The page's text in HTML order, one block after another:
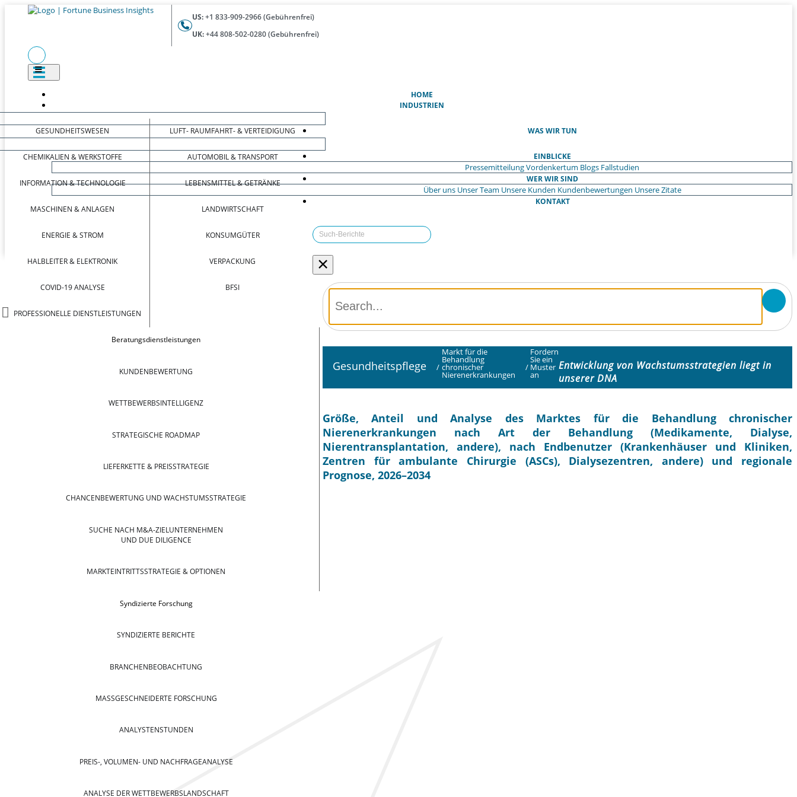
US:+1 833-909-2966 (Gebührenfrei)
UK:+44 808-502-0280 (Gebührenfrei)
HOME
INDUSTRIEN
GESUNDHEITSWESEN
CHEMIKALIEN & WERKSTOFFE
INFORMATION & TECHNOLOGIE
MASCHINEN & ANLAGEN
ENERGIE & STROM
HALBLEITER & ELEKTRONIK
COVID-19 ANALYSE
PROFESSIONELLE DIENSTLEISTUNGEN
LUFT- RAUMFAHRT- & VERTEIDIGUNG
AUTOMOBIL & TRANSPORT
LEBENSMITTEL & GETRÄNKE
LANDWIRTSCHAFT
KONSUMGÜTER
VERPACKUNG
BFSI
WAS WIR TUN
Beratungsdienstleistungen
KUNDENBEWERTUNG
WETTBEWERBSINTELLIGENZ
STRATEGISCHE ROADMAP
LIEFERKETTE & PREISSTRATEGIE
CHANCENBEWERTUNG UND WACHSTUMSSTRATEGIE
SUCHE NACH M&A-ZIELUNTERNEHMEN
UND DUE DILIGENCE
MARKTEINTRITTSSTRATEGIE & OPTIONEN
Syndizierte Forschung
SYNDIZIERTE BERICHTE
BRANCHENBEOBACHTUNG
MASSGESCHNEIDERTE FORSCHUNG
ANALYSTENSTUNDEN
PREIS-, VOLUMEN- UND NACHFRAGEANALYSE
ANALYSE DER WETTBEWERBSLANDSCHAFT
EINBLICKE
PressemitteilungVordenkertum Blogs Fallstudien
WER WIR SIND
Über uns Unser Team Unsere Kunden Kundenbewertungen Unsere Zitate
KONTAKT
×
Gesundheitspflege /
Markt für die
Behandlung
chronischer
Nierenerkrankungen
/
Fordern
Sie ein
Muster
an
Entwicklung von Wachstumsstrategien liegt in
unserer DNA
Größe, Anteil und Analyse des Marktes für die Behandlung chronischer
Nierenerkrankungen nach Art der Behandlung (Medikamente, Dialyse,
Nierentransplantation, andere), nach Endbenutzer (Krankenhäuser und Kliniken,
Zentren für ambulante Chirurgie (ASCs), Dialysezentren, andere) und regionale
Prognose, 2026–2034